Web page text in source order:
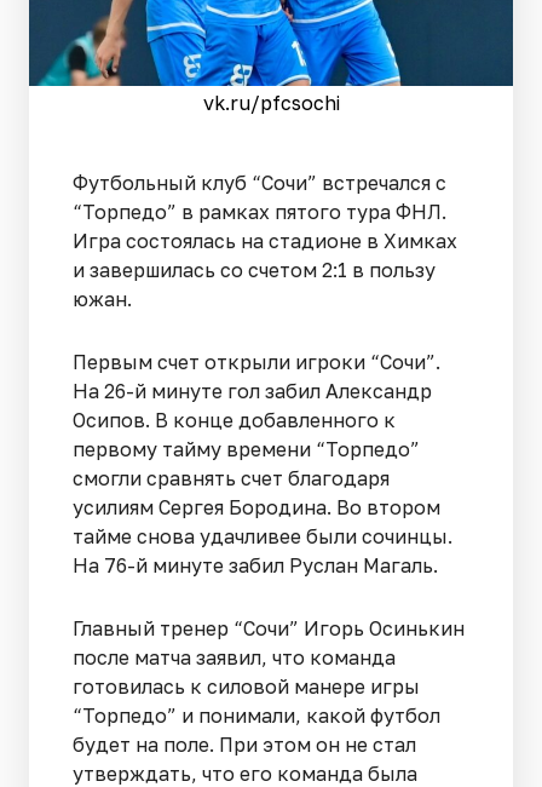
vk.ru/pfcsochi
Футбольный клуб “Сочи” встречался с
“Торпедо” в рамках пятого тура ФНЛ.
Игра состоялась на стадионе в Химках
и завершилась со счетом 2:1 в пользу
южан.
Первым счет открыли игроки “Сочи”.
На 26-й минуте гол забил Александр
Осипов. В конце добавленного к
первому тайму времени “Торпедо”
смогли сравнять счет благодаря
усилиям Сергея Бородина. Во втором
тайме снова удачливее были сочинцы.
На 76-й минуте забил Руслан Магаль.
Главный тренер “Сочи” Игорь Осинькин
после матча заявил, что команда
готовилась к силовой манере игры
“Торпедо” и понимали, какой футбол
будет на поле. При этом он не стал
утверждать, что его команда была